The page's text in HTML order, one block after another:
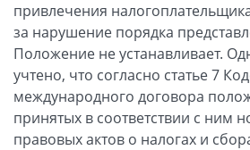
привлечения
за нарушение порядка
Положение не устанавливает.
учтено, что согласно статье 7
международного договора
принятых в соответствии с ним
правовых актов о налогах и